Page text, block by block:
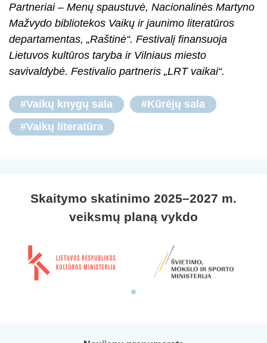
Partneriai – Menų spaustuvė, Nacionalinės Martyno
Mažvydo bibliotekos Vaikų ir jaunimo literatūros
departamentas, „Raštinė“. Festivalį finansuoja
Lietuvos kultūros taryba ir Vilniaus miesto
savivaldybė. Festivalio partneris „LRT vaikai“.
#Vaikų knygų sala
#Kūrėjų sala
#Vaikų literatūra
Skaitymo skatinimo 2025–2027 m.
veiksmų planą vykdo